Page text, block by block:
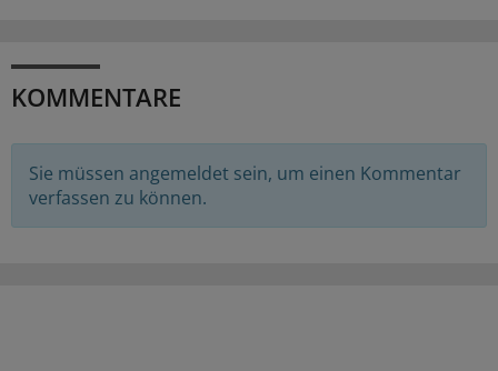
KOMMENTARE
Sie müssen angemeldet sein, um einen Kommentar
verfassen zu können.